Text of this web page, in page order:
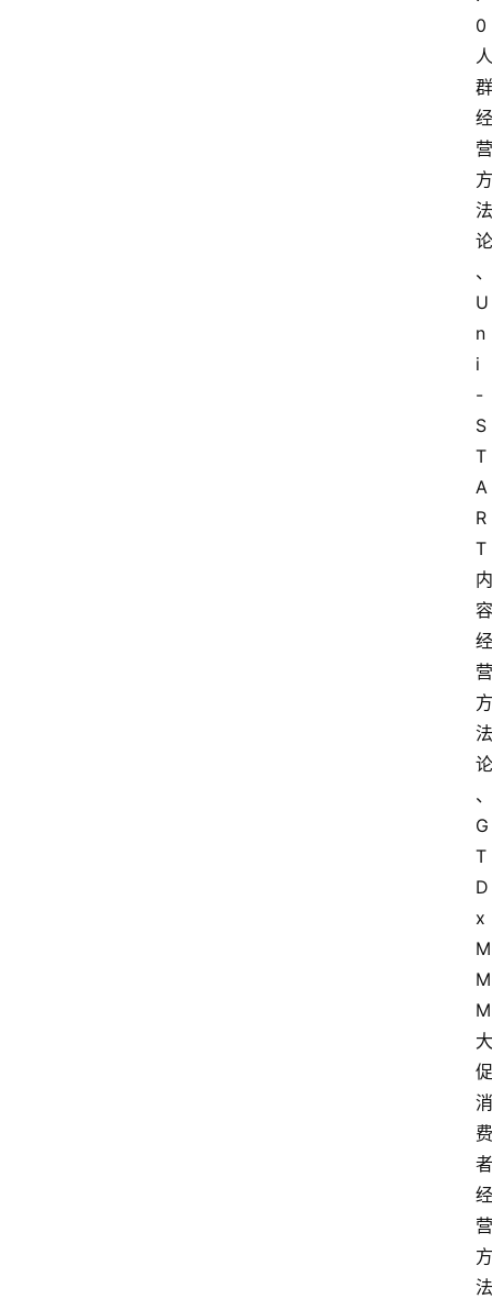
0
人
群
经
营
方
法
论
、
U
n
i
-
S
T
A
R
T
内
容
经
营
方
法
论
、
G
T
D
x
M
M
M
大
促
消
费
者
经
营
方
法